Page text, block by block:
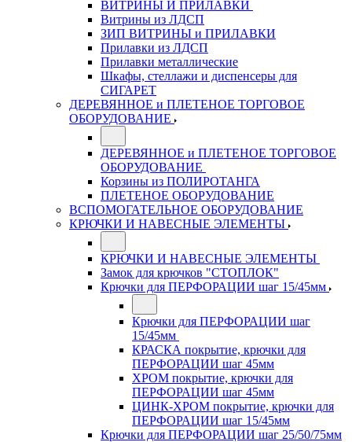
ВИТРИНЫ И ПРИЛАВКИ
Витрины из ЛДСП
ЗИП ВИТРИНЫ и ПРИЛАВКИ
Прилавки из ЛДСП
Прилавки металлические
Шкафы, стеллажи и диспенсеры для
СИГАРЕТ
ДЕРЕВЯННОЕ и ПЛЕТЕНОЕ ТОРГОВОЕ
ОБОРУДОВАНИЕ
ДЕРЕВЯННОЕ и ПЛЕТЕНОЕ ТОРГОВОЕ
ОБОРУДОВАНИЕ
Корзины из ПОЛИРОТАНГА
ПЛЕТЕНОЕ ОБОРУДОВАНИЕ
ВСПОМОГАТЕЛЬНОЕ ОБОРУДОВАНИЕ
КРЮЧКИ И НАВЕСНЫЕ ЭЛЕМЕНТЫ
КРЮЧКИ И НАВЕСНЫЕ ЭЛЕМЕНТЫ
Замок для крючков "СТОПЛОК"
Крючки для ПЕРФОРАЦИИ шаг 15/45мм
Крючки для ПЕРФОРАЦИИ шаг
15/45мм
КРАСКА покрытие, крючки для
ПЕРФОРАЦИИ шаг 45мм
ХРОМ покрытие, крючки для
ПЕРФОРАЦИИ шаг 45мм
ЦИНК-ХРОМ покрытие, крючки для
ПЕРФОРАЦИИ шаг 15/45мм
Крючки для ПЕРФОРАЦИИ шаг 25/50/75мм